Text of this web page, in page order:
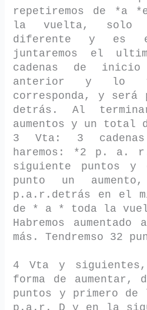
repetiremos de *a
la vuelta, solo
diferente y es
juntaremos el
cadenas de
anterior y lo
corresponda, y
detrás. Al
aumentos y un total
3 Vta: 3
haremos: *2 p. a.
siguiente puntos y
punto un
p.a.r.detrás en el
de * a * toda la
Habremos
más. Tendremso 32
4 Vta y siguientes,
forma de aumentar,
puntos y primero de